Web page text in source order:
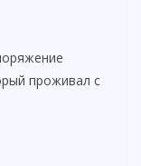
проживал с